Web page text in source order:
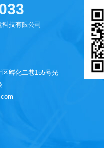
技有限公司
孵化二巷155号光